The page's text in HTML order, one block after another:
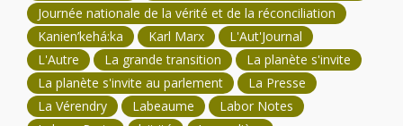
Journée nationale de la vérité et de la réconciliation
Kanien’kehá:ka
Karl Marx
L'Aut'Journal
L'Autre
La grande transition
La planète s'invite
La planète s'invite au parlement
La Presse
La Vérendry
Labeaume
Labor Notes